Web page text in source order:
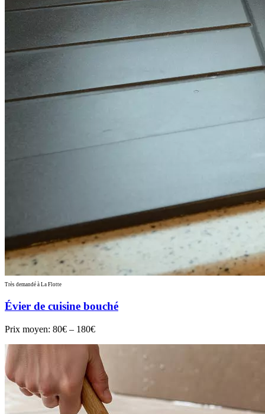
Très demandé à La Flotte
Évier de cuisine bouché
Prix moyen: 80€ – 180€